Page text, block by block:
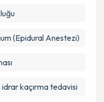
(Epidural Anestezi)
kaçırma tedavisi